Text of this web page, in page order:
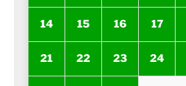
14 15 16 17
21 22 23 24